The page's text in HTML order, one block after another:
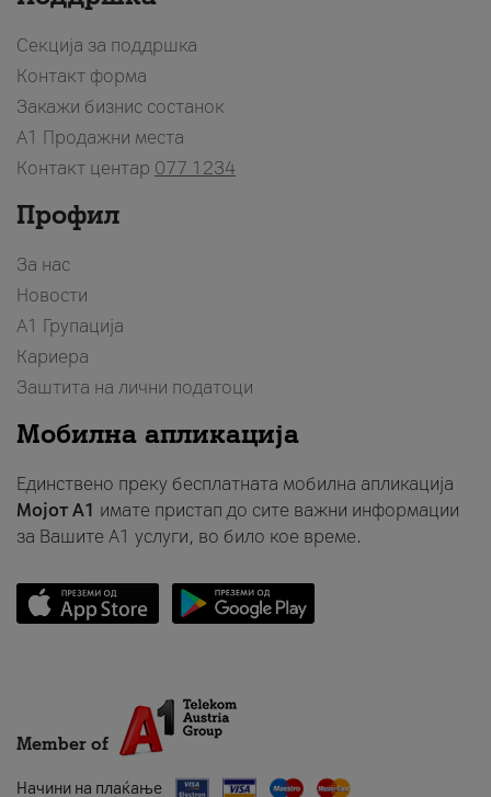
Секција за поддршка
Контакт форма
Закажи бизнис состанок
A1 Продажни места
Контакт центар 077 1234
Профил
За нас
Новости
А1 Групација
Кариера
Заштита на лични податоци
Мобилна апликација
Единствено преку бесплатната мобилна апликација
Мојот A1 имате пристап до сите важни информации
за Вашите A1 услуги, во било кое време.
Member of
Начини на плаќање